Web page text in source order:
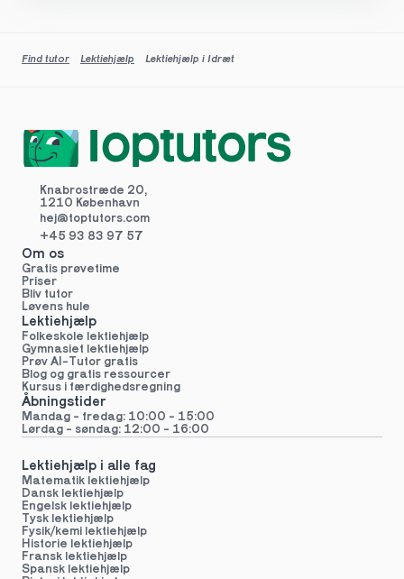
Find tutor Lektiehjælp Lektiehjælp i Idræt
Knabrostræde 20,
1210 København
hej@toptutors.com
+45 93 83 97 57
Om os
Gratis prøvetime
Priser
Bliv tutor
Løvens hule
Lektiehjælp
Folkeskole lektiehjælp
Gymnasiet lektiehjælp
Prøv AI-Tutor gratis
Blog og gratis ressourcer
Kursus i færdighedsregning
Åbningstider
Mandag - fredag: 10:00 - 15:00
Lørdag - søndag: 12:00 - 16:00
Lektiehjælp i alle fag
Matematik lektiehjælp
Dansk lektiehjælp
Engelsk lektiehjælp
Tysk lektiehjælp
Fysik/kemi lektiehjælp
Historie lektiehjælp
Fransk lektiehjælp
Spansk lektiehjælp